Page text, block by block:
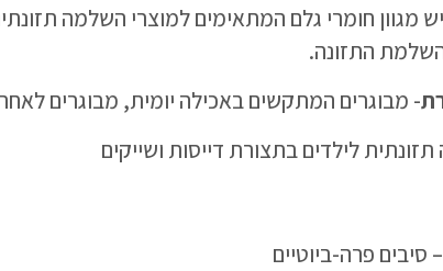
מגוון חומרי גלם המתאימים למוצרי השלמה
התזונה.
- מבוגרים המתקשים באכילה יומית, מבוגרים לאחר
לילדים בתצורת דייסות ושייקים